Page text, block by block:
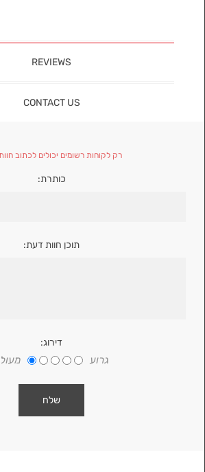
REVIEWS
CONTACT US
רק לקוחות רשומים יכולים לכתוב
כותרת:
תוכן חוות דעת:
דירוג:
גרוע